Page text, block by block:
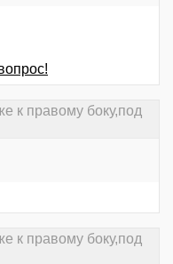
к правому боку,под
к правому боку,под